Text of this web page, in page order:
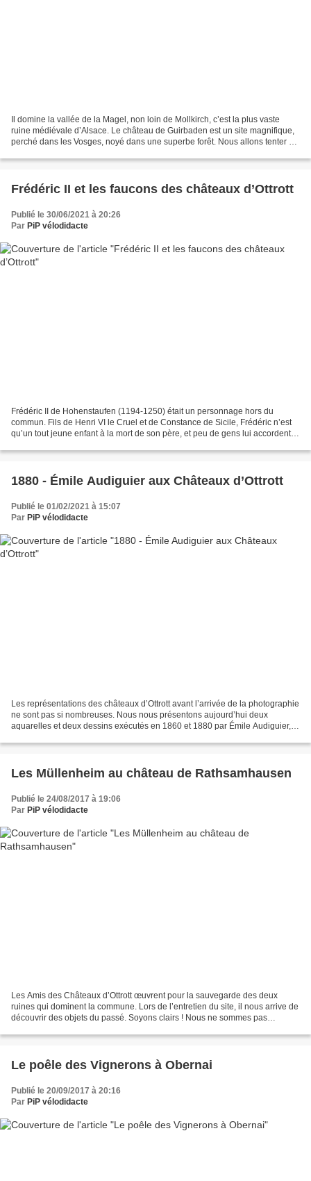
Il domine la vallée de la Magel, non loin de Mollkirch, c’est la plus vaste
ruine médiévale d’Alsace. Le château de Guirbaden est un site magnifique,
perché dans les Vosges, noyé dans une superbe forêt. Nous allons tenter de
Frédéric II et les faucons des châteaux d’Ottrott
Publié le 30/06/2021 à 20:26
Par PiP vélodidacte
Frédéric II de Hohenstaufen (1194-1250) était un personnage hors du
commun. Fils de Henri VI le Cruel et de Constance de Sicile, Frédéric n’est
qu’un tout jeune enfant à la mort de son père, et peu de gens lui accordent
1880 - Émile Audiguier aux Châteaux d’Ottrott
Publié le 01/02/2021 à 15:07
Par PiP vélodidacte
Les représentations des châteaux d’Ottrott avant l’arrivée de la photographie
ne sont pas si nombreuses. Nous nous présentons aujourd’hui deux
aquarelles et deux dessins exécutés en 1860 et 1880 par Émile Audiguier,
Les Müllenheim au château de Rathsamhausen
Publié le 24/08/2017 à 19:06
Par PiP vélodidacte
Les Amis des Châteaux d’Ottrott œuvrent pour la sauvegarde des deux
ruines qui dominent la commune. Lors de l’entretien du site, il nous arrive de
découvrir des objets du passé. Soyons clairs ! Nous ne sommes pas
Le poêle des Vignerons à Obernai
Publié le 20/09/2017 à 20:16
Par PiP vélodidacte